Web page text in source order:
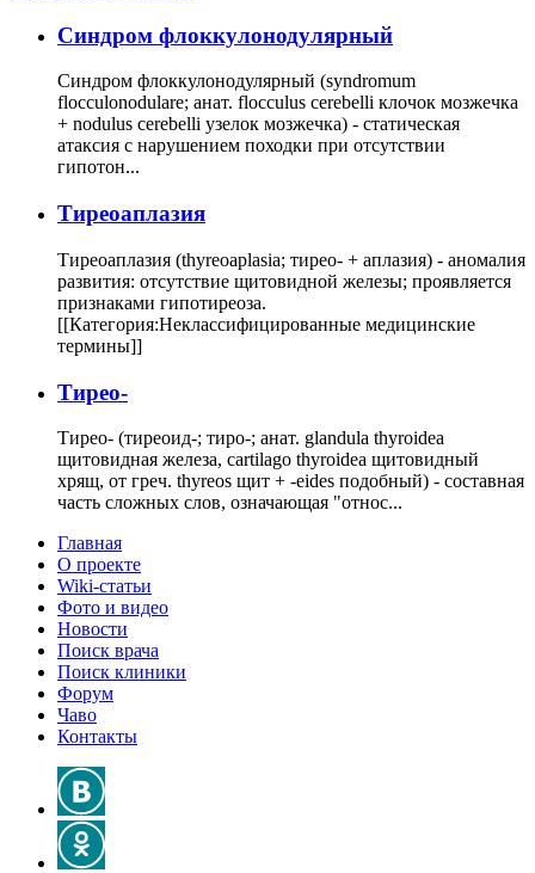
Cиндром флоккулонодулярный
Синдром флоккулонодулярный (syndromum
flocculonodulare; анат. flocculus cerebelli клочок мозжечка
+ nodulus cerebelli узелок мозжечка) - статическая
атаксия с нарушением походки при отсутствии
гипотон...
Тиреоаплазия
Тиреоаплазия (thyreoaplasia; тирео- + аплазия) - аномалия
развития: отсутствие щитовидной железы; проявляется
признаками гипотиреоза.
[[Категория:Неклассифицированные медицинские
термины]]
Тирео-
Тирео- (тиреоид-; тиро-; анат. glandula thyroidea
щитовидная железа, cartilago thyroidea щитовидный
хрящ, от греч. thyreos щит + -eides подобный) - составная
часть сложных слов, означающая "относ...
Главная
О проекте
Wiki-статьи
Фото и видео
Новости
Поиск врача
Поиск клиники
Форум
Чаво
Контакты